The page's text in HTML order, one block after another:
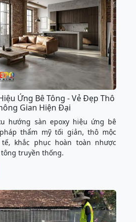
Ứng Bê Tông - Vẻ Đẹp Thô
Gian Hiện Đại
hướng sàn epoxy hiệu ứng bê
thẩm mỹ tối giản, thô mộc
khắc phục hoàn toàn nhược
truyền thống.